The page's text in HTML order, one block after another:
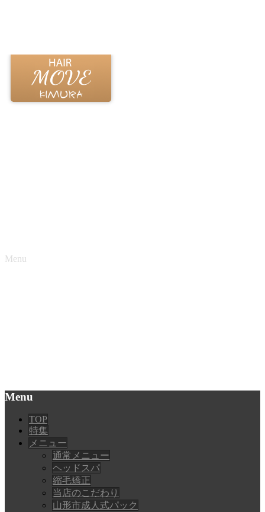
Menu
Menu
TOP
特集
メニュー
通常メニュー
ヘッドスパ
縮毛矯正
当店のこだわり
山形市成人式パック